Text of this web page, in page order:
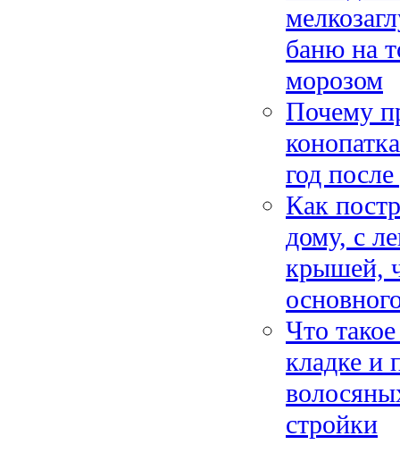
баню на
морозом
Почему
год
Как
дому, с
крышей,
Что
кладке и
стройки